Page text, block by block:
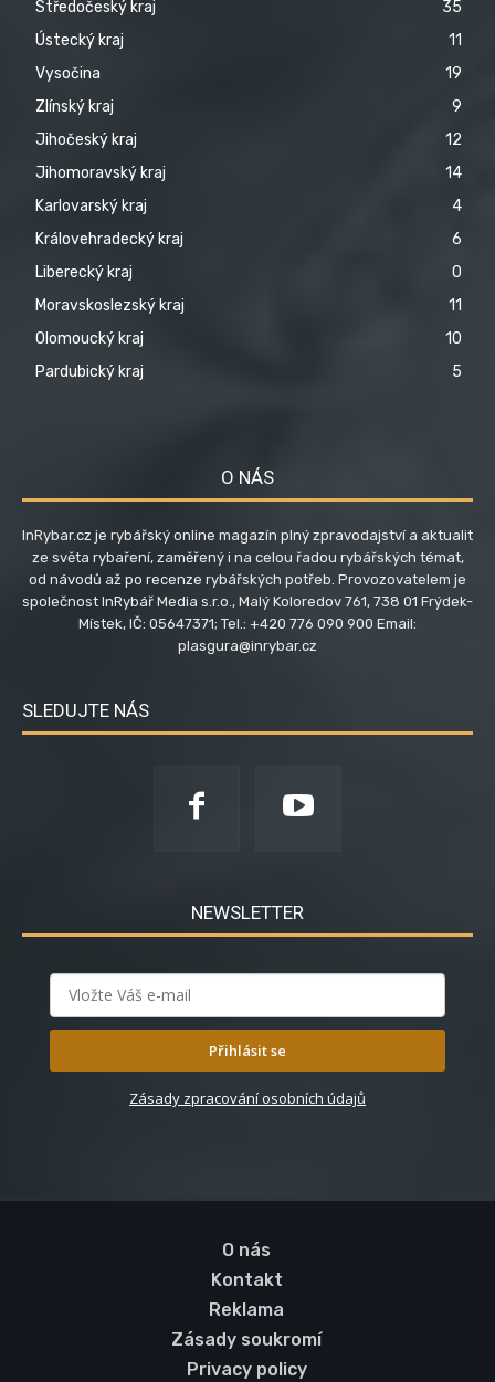
Středočeský kraj
35
Ústecký kraj
11
Vysočina
19
Zlínský kraj
9
Jihočeský kraj
12
Jihomoravský kraj
14
Karlovarský kraj
4
Královehradecký kraj
6
Liberecký kraj
0
Moravskoslezský kraj
11
Olomoucký kraj
10
Pardubický kraj
5
O NÁS
InRybar.cz je rybářský online magazín plný zpravodajství a aktualit
ze světa rybaření, zaměřený i na celou řadou rybářských témat,
od návodů až po recenze rybářských potřeb. Provozovatelem je
společnost InRybář Media s.r.o., Malý Koloredov 761, 738 01 Frýdek-
Místek, IČ: 05647371; Tel.: +420 776 090 900 Email:
plasgura@inrybar.cz
SLEDUJTE NÁS
NEWSLETTER
Přihlásit se
Zásady zpracování osobních údajů
O nás
Kontakt
Reklama
Zásady soukromí
Privacy policy